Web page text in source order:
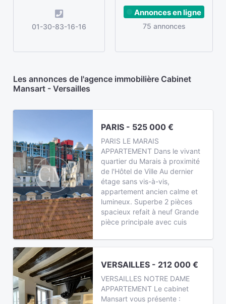
01-30-83-16-16
Annonces en ligne
75 annonces
Les annonces de l'agence immobilière Cabinet
Mansart - Versailles
PARIS - 525 000 €
PARIS LE MARAIS
APPARTEMENT Dans le vivant
quartier du Marais à proximité
de l'Hôtel de Ville Au dernier
étage sans vis-à-vis,
appartement ancien calme et
lumineux. Superbe 2 pièces
spacieux refait à neuf Grande
pièce principale avec cuis
VERSAILLES - 212 000 €
VERSAILLES NOTRE DAME
APPARTEMENT Le cabinet
Mansart vous présente :